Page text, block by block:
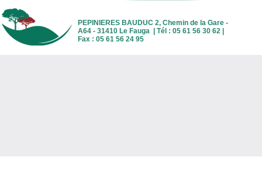
PEPINIERES BAUDUC 2, Chemin de la Gare -
A64 - 31410 Le Fauga | Tél : 05 61 56 30 62 |
Fax : 05 61 56 24 95